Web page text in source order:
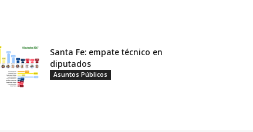
Santa Fe: empate técnico en
diputados
Asuntos Públicos